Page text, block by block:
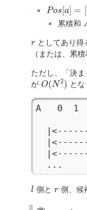
Pos [a =
Po [a ] 1
累積和
r
rとしてあり得
（または、累
ただし、「決
が O( N2)
O(N2)
と
A   0  1
  ...
l
l 側と r
r側、候